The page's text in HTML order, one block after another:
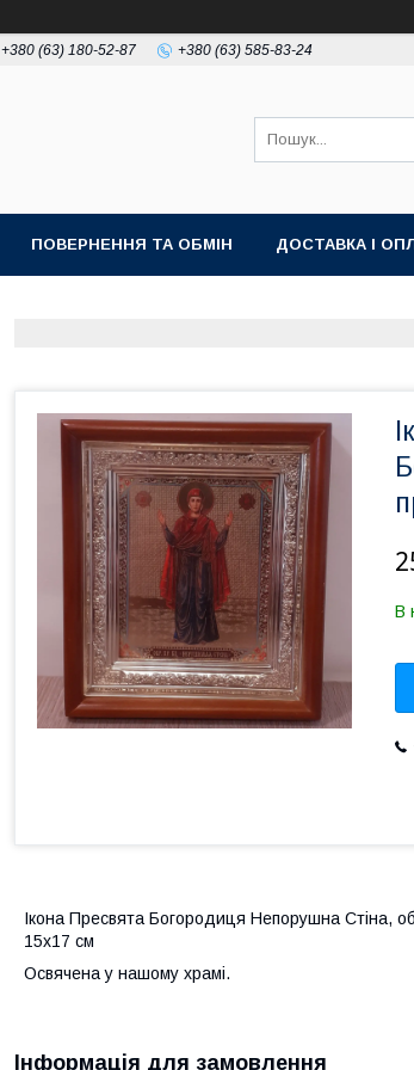
+380 (63) 180-52-87 +380 (63) 585-83-24
ПОВЕРНЕННЯ ТА ОБМІН ДОСТАВКА І
В
Ікона Пресвята Богородиця Непорушна Стіна,
15х17 см
Освячена у нашому храмі.
Інформація для замовлення